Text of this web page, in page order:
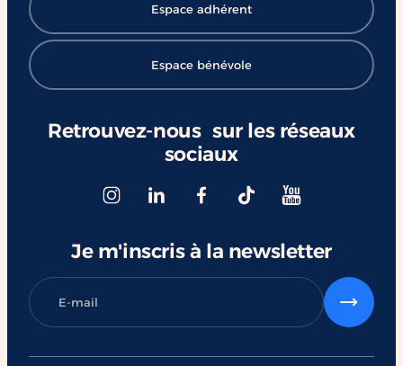
Retrouvez-nous sur les réseaux
sociaux
Espace adhérent
Espace bénévole
Je m'inscris à la newsletter